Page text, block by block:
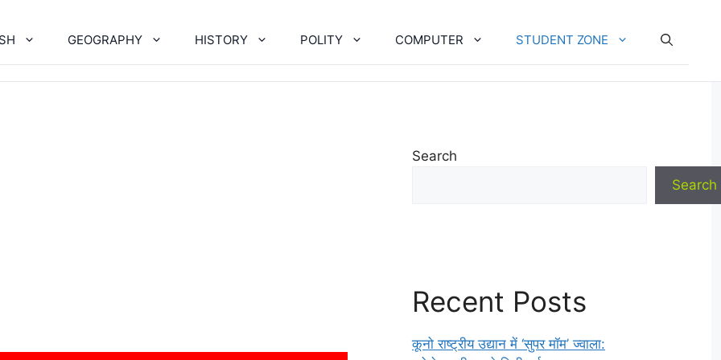
GEOGRAPHY HISTORY POLITY COMPUTER STUDENT ZONE
Search
Search
Recent Posts
कूनो राष्ट्रीय उद्यान में ‘सुपर मॉम’ ज्वाला: